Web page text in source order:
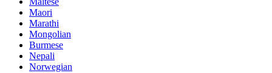
Maori
Marathi
Mongolian
Burmese
Nepali
Norwegian